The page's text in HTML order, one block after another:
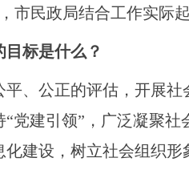
市民政局结合工作实际
标是什么？
、公正的评估，开展
党建引领”，广泛凝聚
建设，树立社会组织